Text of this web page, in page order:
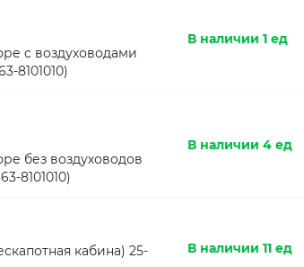
с воздуховодами
8101010)
В наличии 1 ед
без воздуховодов
8101010)
В наличии 4 ед
кабина) 25-
В наличии 11 ед